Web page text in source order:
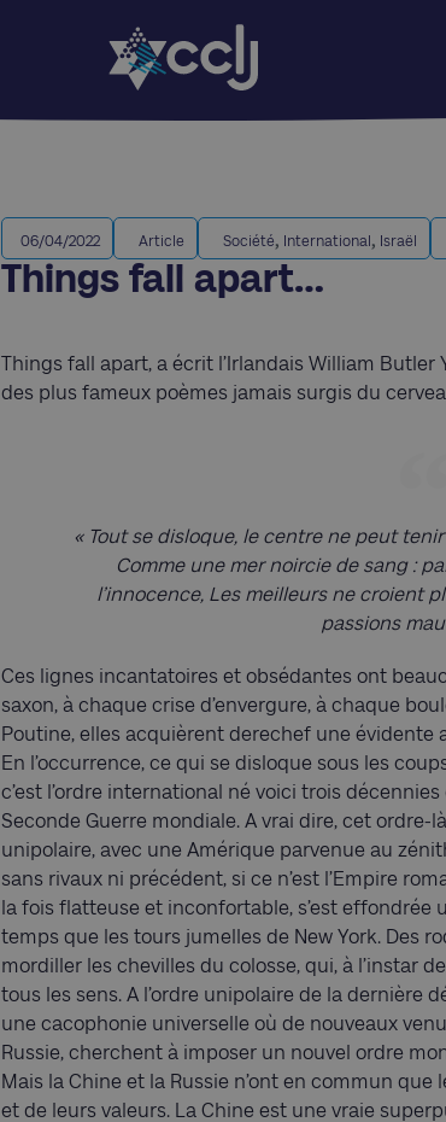
06/04/2022 Article Société, International, Israël
Things fall apart…
Things fall apart, a écrit l’Irlandais William Butler
des plus fameux poèmes jamais surgis du
« Tout se disloque, le centre ne peut
Comme une mer noircie de sang :
l’innocence, Les meilleurs ne croient
passions
Ces lignes incantatoires et obsédantes ont
saxon, à chaque crise d’envergure, à chaque
Poutine, elles acquièrent derechef une évidente
En l’occurrence, ce qui se disloque sous les
c’est l’ordre international né voici trois
Seconde Guerre mondiale. A vrai dire, cet ordre-
unipolaire, avec une Amérique parvenue au
sans rivaux ni précédent, si ce n’est l’Empire
la fois flatteuse et inconfortable, s’est
temps que les tours jumelles de New York. Des
mordiller les chevilles du colosse, qui, à l’instar
tous les sens. A l’ordre unipolaire de la dernière
une cacophonie universelle où de nouveaux
Russie, cherchent à imposer un nouvel ordre
Mais la Chine et la Russie n’ont en commun que
et de leurs valeurs. La Chine est une vraie